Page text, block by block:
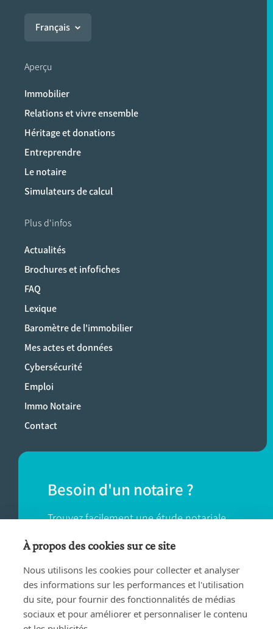
Français
Aperçu
Immobilier
Relations et vivre ensemble
Héritage et donations
Entreprendre
Le notaire
Simulateurs de calcul
Plus d'infos
Actualités
Brochures et infofiches
FAQ
Lexique
Baromètre de l'immobilier
Mes actes et données
Cybersécurité
Emploi
Immo Notaire
Contact
Besoin d'un notaire ?
Trouvez facilement une étude notariale
près de chez vous.
TROUVER UN NOTAIRE
À propos des cookies sur ce site
Nous utilisons les cookies pour collecter et analyser
des informations sur les performances et l'utilisation
du site, pour fournir des fonctionnalités de médias
sociaux et pour améliorer et personnaliser le contenu